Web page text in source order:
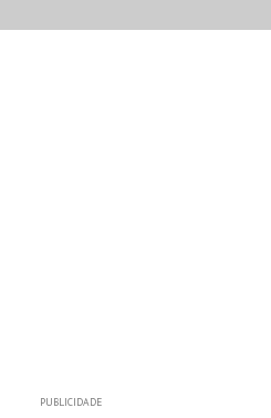
PUBLICIDADE